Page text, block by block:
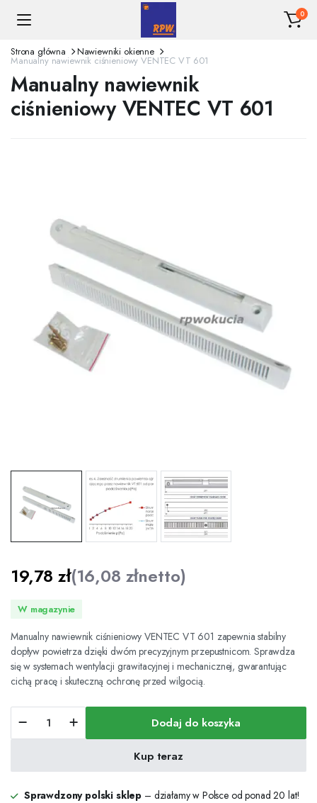
0
Strona główna Nawiewniki okienne
Manualny nawiewnik ciśnieniowy VENTEC VT 601
Manualny nawiewnik
ciśnieniowy VENTEC VT 601
19,78zł(16,08 złnetto)
W magazynie
Manualny nawiewnik ciśnieniowy VENTEC VT 601 zapewnia stabilny
dopływ powietrza dzięki dwóm precyzyjnym przepustnicom. Sprawdza
się w systemach wentylacji grawitacyjnej i mechanicznej, gwarantując
cichą pracę i skuteczną ochronę przed wilgocią.
nawiewnik
ciśnieniowy
ilość
Dodaj do koszyka
Kup teraz
Sprawdzony polski sklep – działamy w Polsce od ponad 20 lat!